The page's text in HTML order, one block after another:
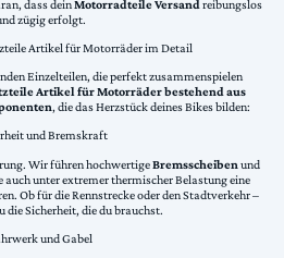
dass deinMotorradteile Versand reibungslos
zügig erfolgt.
Artikel für Motorräder im Detail
Einzelteilen, die perfekt zusammenspielen
Artikel für Motorräder bestehend aus
, die das Herzstück deines Bikes bilden:
und Bremskraft
Wir führen hochwertigeBremsscheiben und
auch unter extremer thermischer Belastung eine
Ob für die Rennstrecke oder den Stadtverkehr –
die Sicherheit, die du brauchst.
und Gabel